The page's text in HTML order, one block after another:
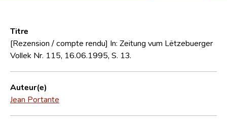
Équipe scientifique
Titre
[Rezension / compte rendu] In: Zeitung vum Lëtzebuerger
Vollek Nr. 115, 16.06.1995, S. 13.
Auteur(e)
Jean Portante